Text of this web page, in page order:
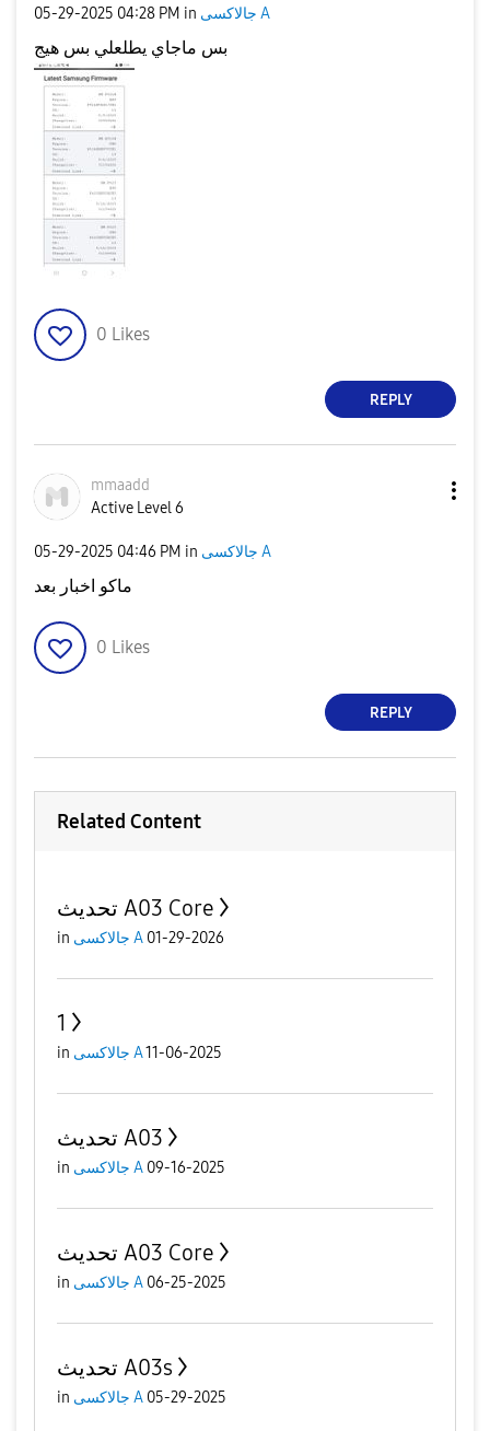
‎05-29-2025 04:28 PM in جالاكسى A
بس ماجاي يطلعلي بس هيج
0 Likes
REPLY
mmaadd
Active Level 6
‎05-29-2025 04:46 PM in جالاكسى A
ماكو اخبار بعد
0 Likes
REPLY
Related Content
تحديث A03 Core
in جالاكسى A 01-29-2026
1
in جالاكسى A11-06-2025
تحديث A03
in جالاكسى A 09-16-2025
تحديث A03 Core
in جالاكسى A 06-25-2025
تحديث A03s
in جالاكسى A 05-29-2025